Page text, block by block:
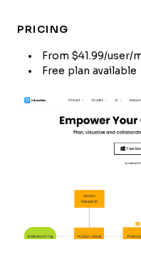
PRICING
From $41.99/user/
Free plan available